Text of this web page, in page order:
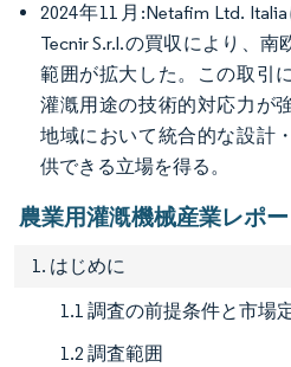
2024年11月:Netafim Ltd.
Tecnir S.r.l.の買収により、
範囲が拡大した。この取引
灌漑用途の技術的対応力が
地域において統合的な設計
供できる立場を得る。
農業用灌漑機械産業レポ
1. はじめに
1.1 調査の前提条件と市場
1.2 調査範囲